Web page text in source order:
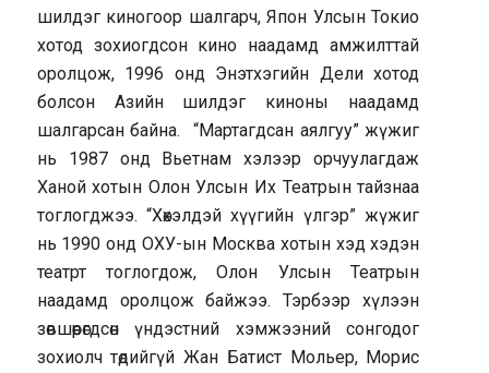
шилдэг киногоор шалгарч, Япон Улсын Токио
хотод зохиогдсон кино наадамд амжилттай
оролцож, 1996 онд Энэтхэгийн Дели хотод
болсон Азийн шилдэг киноны наадамд
шалгарсан байна. “Мартагдсан аялгуу” жүжиг
нь 1987 онд Вьетнам хэлээр орчуулагдаж
Ханой хотын Олон Улсын Их Театрын тайзнаа
тоглогджээ. “Хөхэлдэй хүүгийн үлгэр” жүжиг
нь 1990 онд ОХУ-ын Москва хотын хэд хэдэн
театрт тоглогдож, Олон Улсын Театрын
наадамд оролцож байжээ. Тэрбээр хүлээн
зөвшөөрөгдсөн үндэстний хэмжээний сонгодог
зохиолч төдийгүй Жан Батист Мольер, Морис